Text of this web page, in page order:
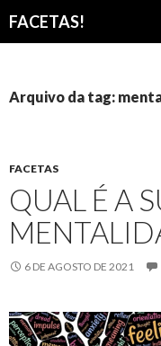
FACETAS!
CONTEÚDO
Arquivo da tag:
FACETAS
QUAL É A
6 DE AGOSTO DE 2021